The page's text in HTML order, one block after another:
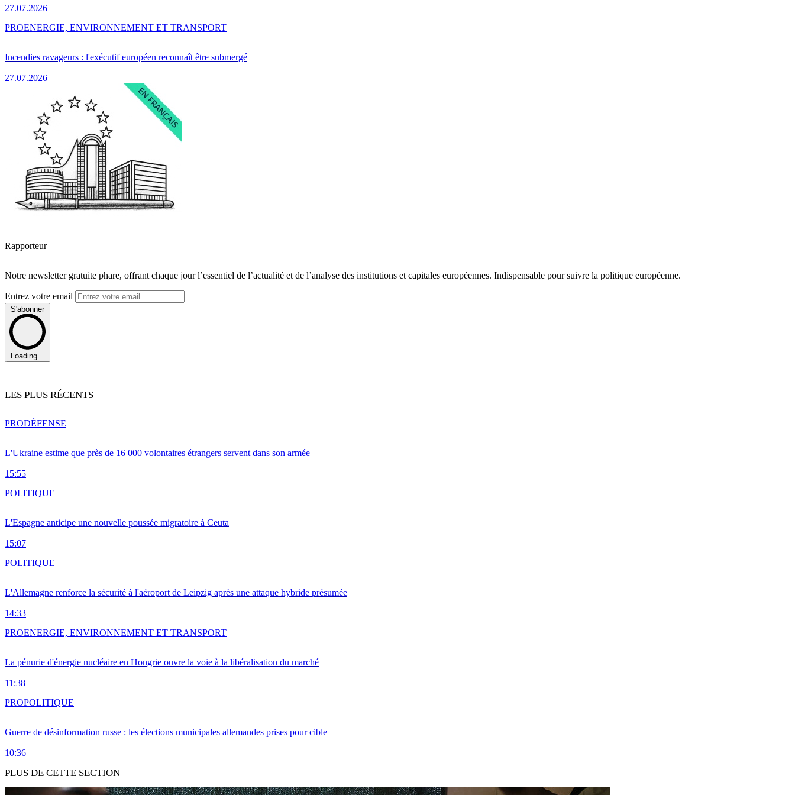
27.07.2026
Incendies ravageurs : l'exécutif européen reconnaît être submergé
27.07.2026
PROENERGIE, ENVIRONNEMENT ET TRANSPORT
Rapporteur
Notre newsletter gratuite phare, offrant chaque jour l’essentiel de l’actualité et de l’analyse des institutions et capitales européennes. Indispensable pour suivre la politique européenne.
Entrez votre email
S'abonner
Loading...
LES PLUS RÉCENTS
L'Ukraine estime que près de 16 000 volontaires étrangers servent dans son armée
15:55
PRODÉFENSE
L'Espagne anticipe une nouvelle poussée migratoire à Ceuta
15:07
POLITIQUE
L'Allemagne renforce la sécurité à l'aéroport de Leipzig après une attaque hybride présumée
14:33
POLITIQUE
La pénurie d'énergie nucléaire en Hongrie ouvre la voie à la libéralisation du marché
11:38
PROENERGIE, ENVIRONNEMENT ET TRANSPORT
Guerre de désinformation russe : les élections municipales allemandes prises pour cible
10:36
PROPOLITIQUE
PLUS DE CETTE SECTION